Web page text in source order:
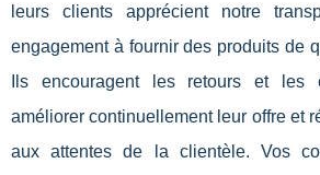
leurs clients apprécient notre
engagement à fournir des produits de
Ils encouragent les retours et les
améliorer continuellement leur offre et
aux attentes de la clientèle. Vos